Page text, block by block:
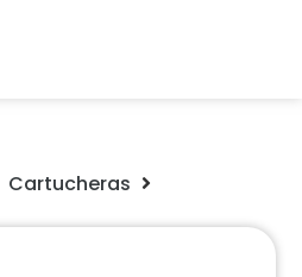
Cartucheras